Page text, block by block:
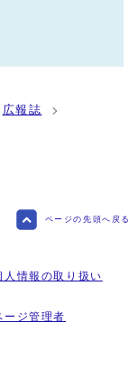
広報誌
ページの先頭へ戻る
人情報の取り扱い
ージ管理者